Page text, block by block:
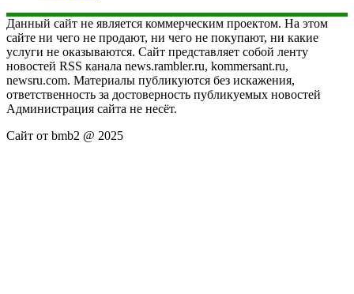
Данный сайт не является коммерческим проектом. На этом
сайте ни чего не продают, ни чего не покупают, ни какие
услуги не оказываются. Сайт представляет собой ленту
новостей RSS канала news.rambler.ru, kommersant.ru,
newsru.com. Материалы публикуются без искажения,
ответственность за достоверность публикуемых новостей
Администрация сайта не несёт.
Сайт от bmb2 @ 2025